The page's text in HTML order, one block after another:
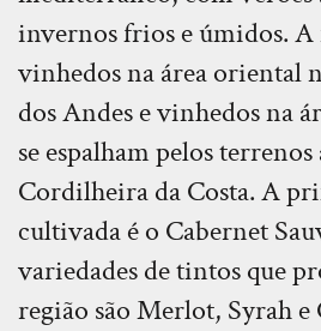
invernos frios e úmidos. A
vinhedos na área oriental
dos Andes e vinhedos na
se espalham pelos
Cordilheira da Costa. A
cultivada é o Cabernet
variedades de tintos que
região são Merlot, Syrah e